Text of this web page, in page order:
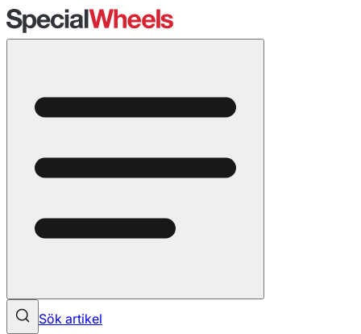
Sök artikel